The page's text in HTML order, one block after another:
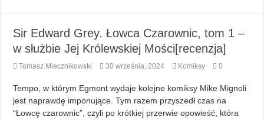
Sir Edward Grey. Łowca Czarownic, tom 1 –
w służbie Jej Królewskiej Mości[recenzja]
Tomasz Miecznikowski 30 września, 2024 Komiksy 0
Tempo, w którym Egmont wydaje kolejne komiksy Mike Mignoli
jest naprawdę imponujące. Tym razem przyszedł czas na
“Łowcę czarownic”, czyli po krótkiej przerwie opowieść, która